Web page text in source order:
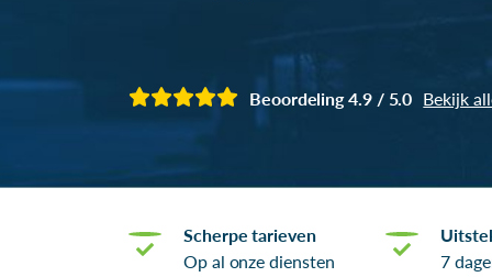
Beoordeling 4.9 / 5.0 Bekijk
Scherpe tarieven
Op al onze diensten
7